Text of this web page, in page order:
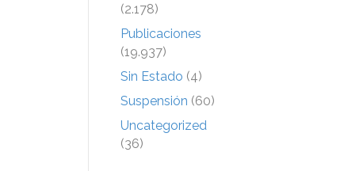
(2.178)
Publicaciones
(19.937)
Sin Estado (4)
Suspensión (60)
Uncategorized
(36)